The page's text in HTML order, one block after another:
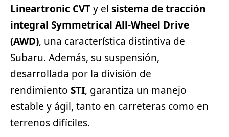
Lineartronic CVTy el sistema de tracción
integral Symmetrical All-Wheel Drive
(AWD), una característica distintiva de
Subaru. Además, su suspensión,
desarrollada por la división de
rendimiento STI, garantiza un manejo
estable y ágil, tanto en carreteras como en
terrenos difíciles.